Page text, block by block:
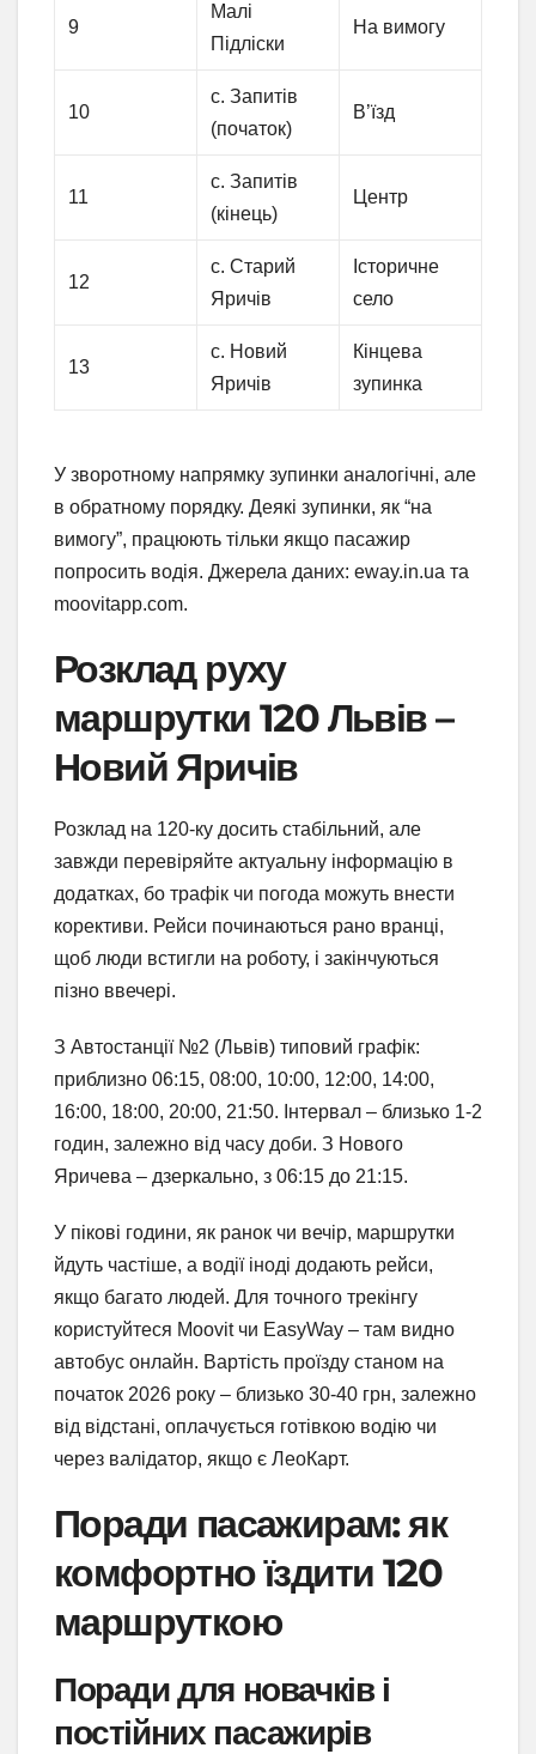
9
Малі
Підліски
На вимогу
10
с. Запитів
(початок)
В’їзд
11
с. Запитів
(кінець)
Центр
12
с. Старий
Яричів
Історичне
село
13
с. Новий
Яричів
Кінцева
зупинка
У зворотному напрямку зупинки аналогічні, але
в обратному порядку. Деякі зупинки, як “на
вимогу”, працюють тільки якщо пасажир
попросить водія. Джерела даних: eway.in.ua та
moovitapp.com.
Розклад руху
маршрутки 120 Львів –
Новий Яричів
Розклад на 120-ку досить стабільний, але
завжди перевіряйте актуальну інформацію в
додатках, бо трафік чи погода можуть внести
корективи. Рейси починаються рано вранці,
щоб люди встигли на роботу, і закінчуються
пізно ввечері.
З Автостанції №2 (Львів) типовий графік:
приблизно 06:15, 08:00, 10:00, 12:00, 14:00,
16:00, 18:00, 20:00, 21:50. Інтервал – близько 1-2
годин, залежно від часу доби. З Нового
Яричева – дзеркально, з 06:15 до 21:15.
У пікові години, як ранок чи вечір, маршрутки
йдуть частіше, а водії іноді додають рейси,
якщо багато людей. Для точного трекінгу
користуйтеся Moovit чи EasyWay – там видно
автобус онлайн. Вартість проїзду станом на
початок 2026 року – близько 30-40 грн, залежно
від відстані, оплачується готівкою водію чи
через валідатор, якщо є ЛеоКарт.
Поради пасажирам: як
комфортно їздити 120
маршруткою
Поради для новачків і
постійних пасажирів